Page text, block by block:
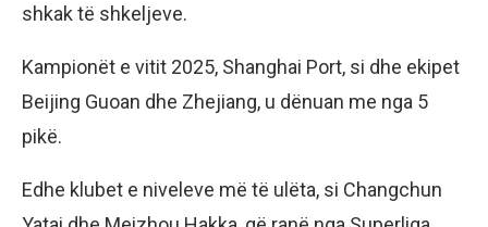
shkak të shkeljeve.
Kampionët e vitit 2025, Shanghai Port, si dhe ekipet
Beijing Guoan dhe Zhejiang, u dënuan me nga 5
pikë.
Edhe klubet e niveleve më të ulëta, si Changchun